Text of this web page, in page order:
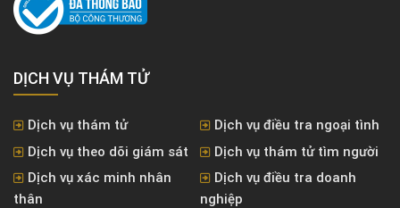
DỊCH VỤ THÁM TỬ
Dịch vụ thám tử
Dịch vụ điều tra ngoại tình
Dịch vụ theo dõi giám sát
Dịch vụ thám tử tìm người
Dịch vụ xác minh nhân
thân
Dịch vụ điều tra doanh
nghiệp